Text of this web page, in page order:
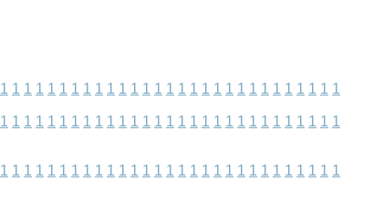
1 1 1 1 1 1 1 1 1 1 1 1 1 1 1 1 1 1 1 1 1 1 1 1 1 1 1 1 1
1 1 1 1 1 1 1 1 1 1 1 1 1 1 1 1 1 1 1 1 1 1 1 1 1 1 1 1 1
1 1 1 1 1 1 1 1 1 1 1 1 1 1 1 1 1 1 1 1 1 1 1 1 1 1 1 1 1